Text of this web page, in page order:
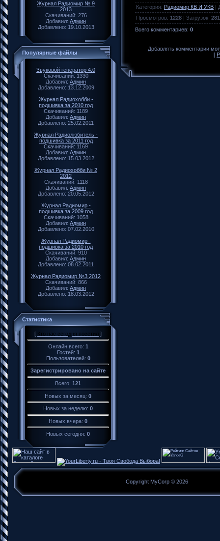
Журнал Радиомир № 9
2013
Скачиваний: 276
Добавил: Админ
Добавлено: 19.10.2013
Популярные файлы
Звуковой генератор 4.0
Скачиваний: 1330
Добавил: Админ
Добавлено: 13.12.2009
Журнал Радиохобби -
подшивка за 2010 год
Скачиваний: 1189
Добавил: Админ
Добавлено: 25.02.2011
Журнал Радиолюбитель -
подшивка за 2011 год
Скачиваний: 1169
Добавил: Админ
Добавлено: 15.03.2012
Журнал Радиохобби № 2
2012
Скачиваний: 1118
Добавил: Админ
Добавлено: 20.05.2012
Журнал Радиомир -
подшивка за 2009 год
Скачиваний: 1058
Добавил: Админ
Добавлено: 07.02.2010
Журнал Радиомир -
подшивка за 2010 год
Скачиваний: 910
Добавил: Админ
Добавлено: 08.02.2011
Журнал Радиомир №3 2012
Скачиваний: 866
Добавил: Админ
Добавлено: 18.03.2012
Статистика
[ Кто нас сегодня посетил ]
Онлайн всего: 1
Гостей: 1
Пользователей: 0
Зарегистрировано на сайте
Всего: 121
Новых за месяц: 0
Новых за неделю: 0
Новых вчера: 0
Новых сегодня: 0
Категория: Радиомир КВ И УКВ |
Просмотров: 1228 | Загрузок: 281
Всего комментариев: 0
Добавлять комментарии
[
Copyright MyCorp © 2026